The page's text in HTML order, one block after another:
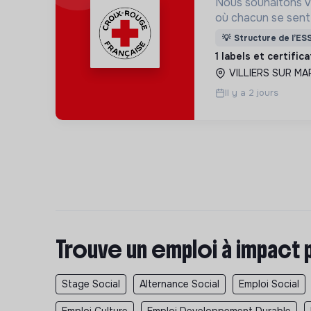
où chacun se
Pour cela, nous
des lieux
adaptés à tous.
💡 Structure de
1 labels et
VILLIERS SUR
Il y a 2 jours
Trouve un emploi à
Stage Social Alternance Social Emploi Social